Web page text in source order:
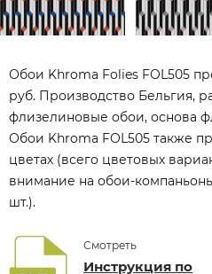
Обои Khroma Folies FOL505
руб. Производство Бельгия,
флизелиновые обои, основа
Обои Khroma FOL505 также
цветах (всего цветовых
внимание на обои-
шт.).
Смотреть
Инструкция по